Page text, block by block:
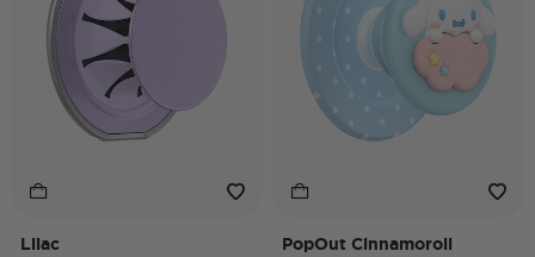
Lilac
PopOut Cinnamoroll